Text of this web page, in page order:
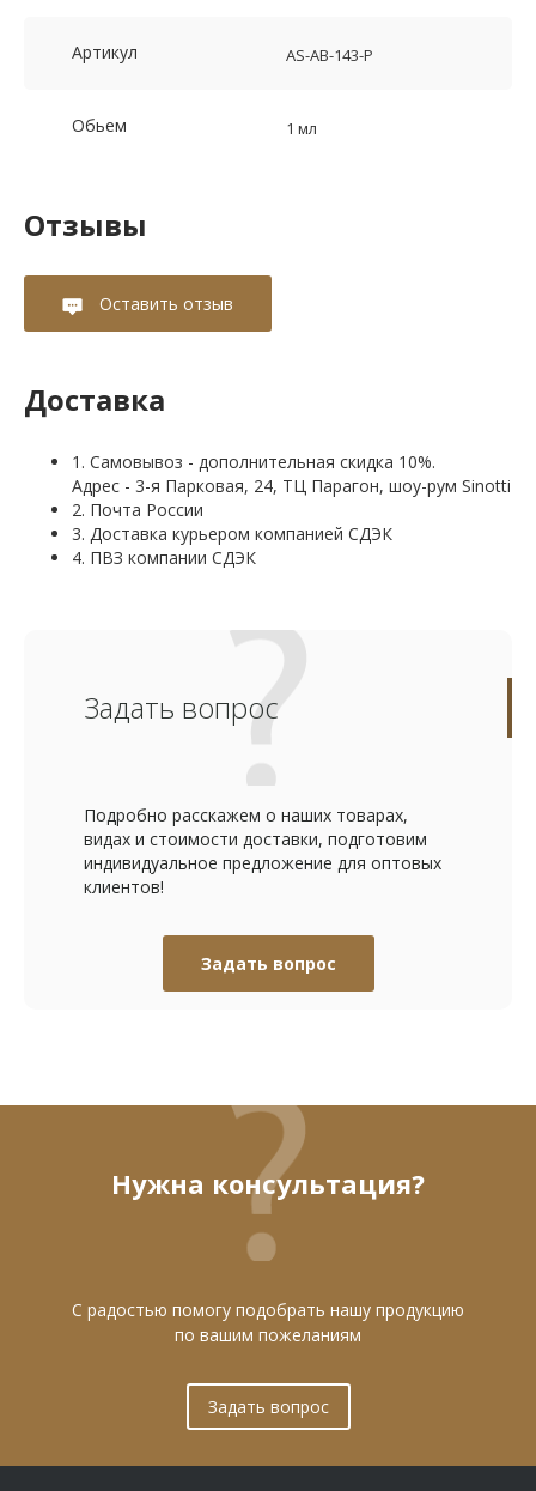
Артикул AS-AB-143-P
Обьем 1 мл
Отзывы
Оставить отзыв
Доставка
1. Самовывоз - дополнительная скидка 10%.
Адрес - 3-я Парковая, 24, ТЦ Парагон, шоу-рум Sinotti
2. Почта России
3. Доставка курьером компанией СДЭК
4. ПВЗ компании СДЭК
Задать вопрос
Подробно расскажем о наших товарах,
видах и стоимости доставки, подготовим
индивидуальное предложение для оптовых
клиентов!
Задать вопрос
Нужна консультация?
С радостью помогу подобрать нашу продукцию
по вашим пожеланиям
Задать вопрос